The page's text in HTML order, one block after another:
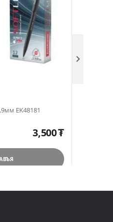
EK48181
3,500₮
